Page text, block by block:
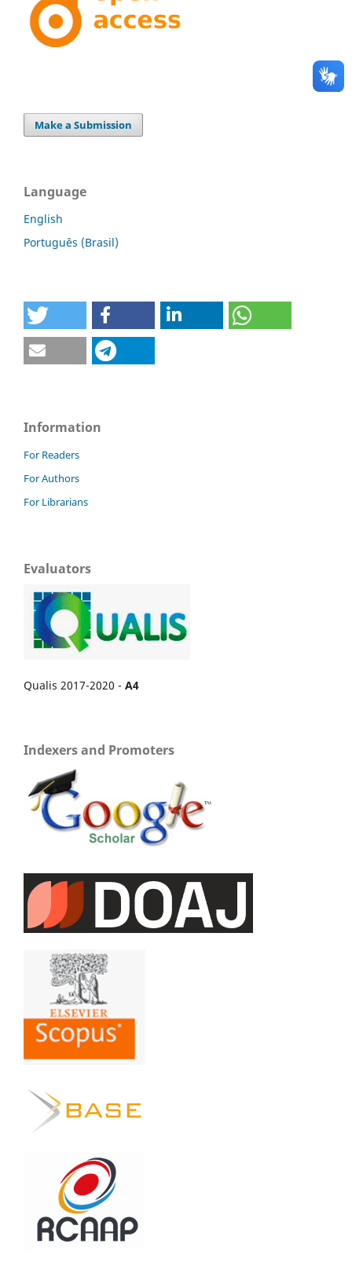
Make a Submission
Language
English
Português (Brasil)
Information
For Readers
For Authors
For Librarians
Evaluators
Qualis 2017-2020 - A4
Indexers and Promoters